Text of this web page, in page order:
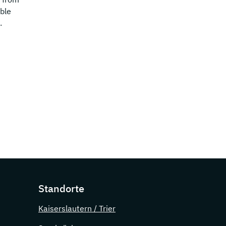
Standorte
Kaiserslautern / Trier